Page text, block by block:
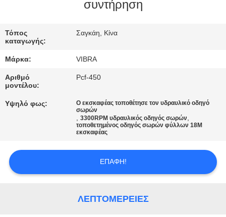
ΕΡΓΟΣΤΑΣΊΩΝ
ΠΟΙΟΤΙΚΌΣ
ΈΛΕΓΧΟΣ
ΜΑΣ
ΕΛΆΤΕ
ΜΕ
συντήρηση
Τόπος
καταγωγής:
Σαγκάη, Κίνα
Μάρκα: VIBRA
Αριθμό
μοντέλου:
Pcf-450
Υψηλό φως:
Ο εκσκαφέας τοποθέτησε τον υδραυλικό οδηγό
σωρών
,3300RPM υδραυλικός οδηγός σωρών,
τοποθετημένος οδηγός σωρών φύλλων 18M
εκσκαφέας
ΕΠΑΦΉ!
ΛΕΠΤΟΜΈΡΕΙΕΣ